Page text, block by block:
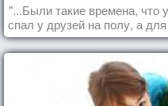
"...Были такие времена, что
спал у друзей на полу, а
бутылки